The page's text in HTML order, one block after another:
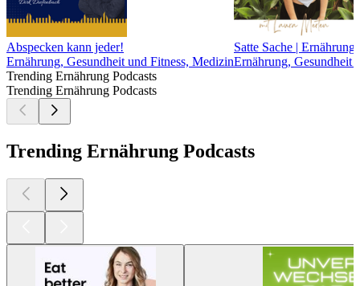
Abspecken kann jeder!
Ernährung, Gesundheit und Fitness, Medizin
Satte Sache |
Ernährung, Gesundheit
Trending Ernährung Podcasts
Trending Ernährung Podcasts
Trending Ernährung Podcasts